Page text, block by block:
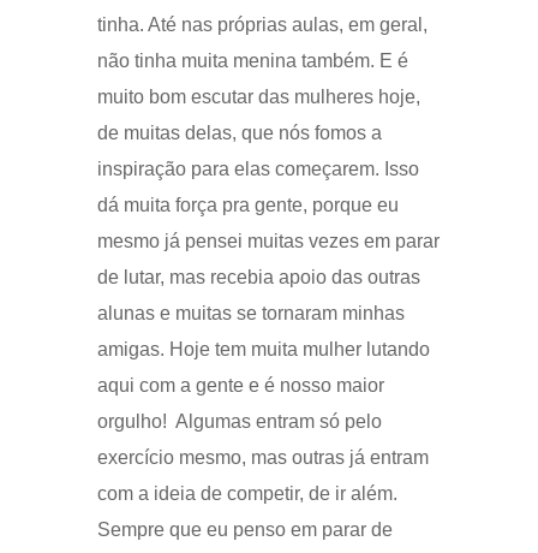
tinha. Até nas próprias aulas, em geral,
não tinha muita menina também. E é
muito bom escutar das mulheres hoje,
de muitas delas, que nós fomos a
inspiração para elas começarem. Isso
dá muita força pra gente, porque eu
mesmo já pensei muitas vezes em parar
de lutar, mas recebia apoio das outras
alunas e muitas se tornaram minhas
amigas. Hoje tem muita mulher lutando
aqui com a gente e é nosso maior
orgulho! Algumas entram só pelo
exercício mesmo, mas outras já entram
com a ideia de competir, de ir além.
Sempre que eu penso em parar de